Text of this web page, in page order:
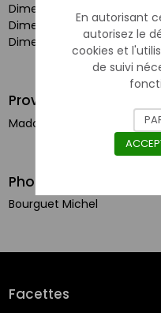
Dimensions objet (cm) : 43
Dimensions partie 1 (cm) :
Dimensions partie 2 (cm) :
Provenance
Madagascar
Photographe
Bourguet Michel
Facettes
En autorisant
autorisez le
cookies et
de suivi